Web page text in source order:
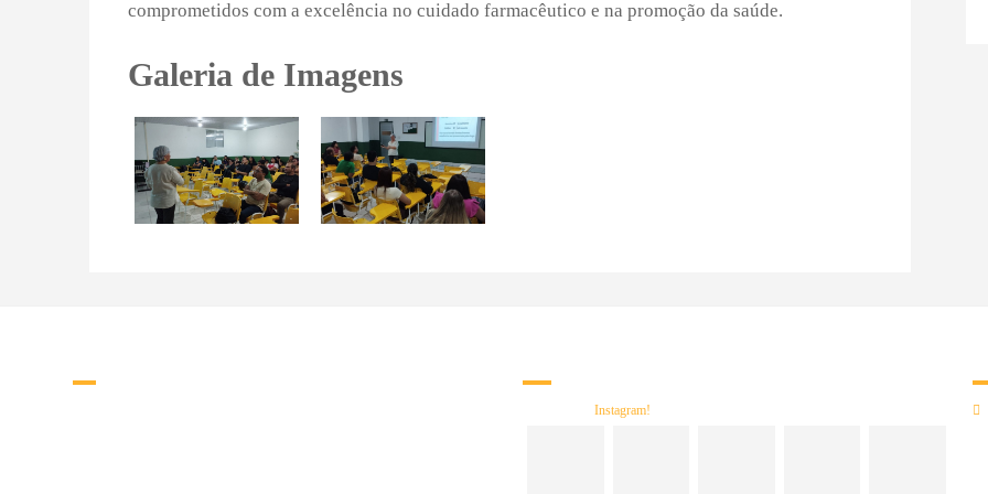
comprometidos com a excelência no cuidado farmacêutico e na promoção da saúde.
Galeria de Imagens
Siga nossoInstagram!